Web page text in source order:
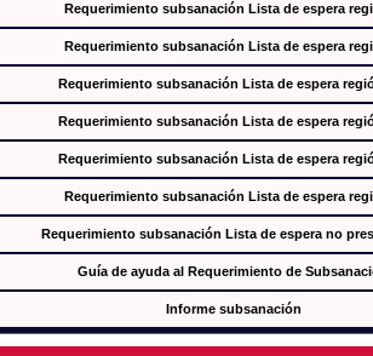
Requerimiento subsanación Lista de espera
Requerimiento subsanación Lista de espera
Requerimiento subsanación Lista de espera
Requerimiento subsanación Lista de espera
Requerimiento subsanación Lista de espera
Requerimiento subsanación Lista de espera
Requerimiento subsanación Lista de espera no
Guía de ayuda al Requerimiento de
Informe subsanación